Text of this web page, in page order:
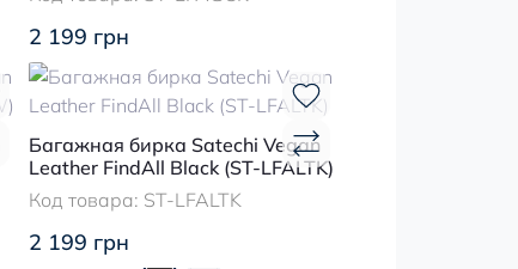
2 199 грн
Багажная бирка Satechi Vegan
Leather FindAll Black (ST-LFALTK)
Код товара: ST-LFALTK
2 199 грн